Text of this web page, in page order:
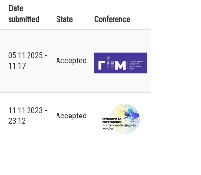
Date
submitted
State Conference
05.11.2025 -
11:17
Accepted
11.11.2023 -
23:12
Accepted